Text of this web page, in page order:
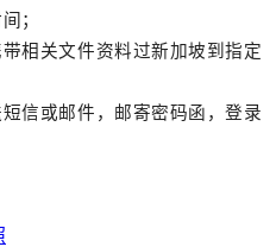
；
相关文件资料过新加坡到指定
信或邮件，邮寄密码函，登录